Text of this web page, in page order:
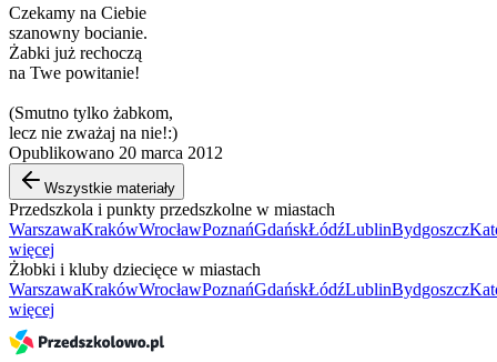
Czekamy na Ciebie
szanowny bocianie.
Żabki już rechoczą
na Twe powitanie!
(Smutno tylko żabkom,
lecz nie zważaj na nie!:)
Opublikowano 20 marca 2012
Wszystkie materiały
Przedszkola i punkty przedszkolne w miastach
WarszawaKrakówWrocławPoznańGdańskŁódźLublinBydgoszcz
więcej
Żłobki i kluby dziecięce w miastach
WarszawaKrakówWrocławPoznańGdańskŁódźLublinBydgoszcz
więcej